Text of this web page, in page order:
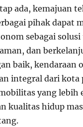
ada, kemajuan
pihak dapat
sebagai
dan
baik, kendaraan
integral dari kota
yang lebih
kualitas hidup